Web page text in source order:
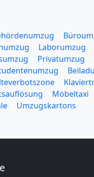
Laborumzug
Privatumzug
Möbeltaxi
Umzugskartons